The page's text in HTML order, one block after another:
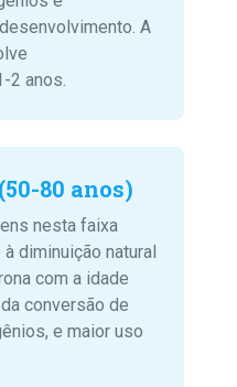
A
2 anos.
80 anos)
nesta faixa
diminuição natural
com a idade
conversão de
e maior uso